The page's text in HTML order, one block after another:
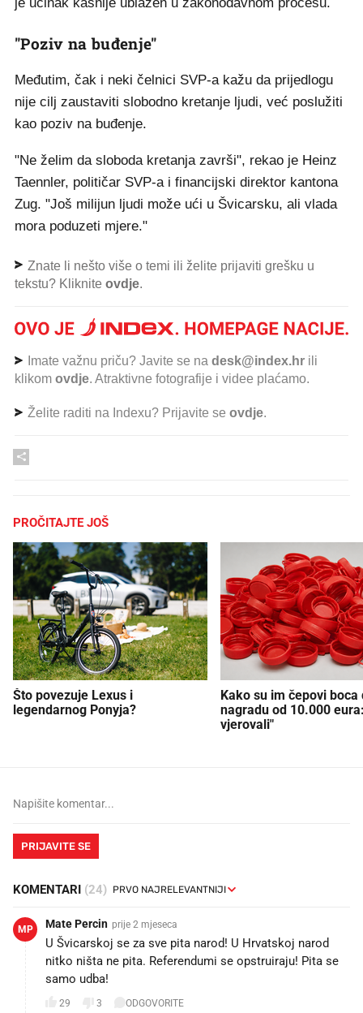
"Poziv na buđenje"
Međutim, čak i neki čelnici SVP-a kažu da prijedlogu
nije cilj zaustaviti slobodno kretanje ljudi, već poslužiti
kao poziv na buđenje.
"Ne želim da sloboda kretanja završi", rekao je Heinz
Taennler, političar SVP-a i financijski direktor kantona
Zug. "Još milijun ljudi može ući u Švicarsku, ali vlada
mora poduzeti mjere."
Znate li nešto više o temi ili želite prijaviti grešku u
tekstu? Kliknite ovdje.
Imate važnu priču? Javite se na desk@index.hr ili
klikom ovdje. Atraktivne fotografije i videe plaćamo.
Želite raditi na Indexu? Prijavite se ovdje.
PROČITAJTE JOŠ
Što povezuje Lexus i
legendarnog Ponyja?
Kako su im čepovi boca
nagradu od 10.000
vjerovali"
PRIJAVITE SE
KOMENTARI (24)
MP Mate Percin prije 2 mjeseca
U Švicarskoj se za sve pita narod! U Hrvatskoj narod
nitko ništa ne pita. Referendumi se opstruiraju! Pita se
samo udba!😉
29 3 ODGOVORITE